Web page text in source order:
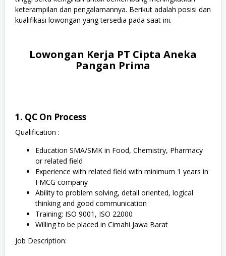
keterampilan dan pengalamannya. Berikut adalah posisi dan
kualifikasi lowongan yang tersedia pada saat ini.
Lowongan Kerja PT Cipta Aneka
Pangan Prima
1. QC On Process
Qualification :
Education SMA/SMK in Food, Chemistry, Pharmacy
or related field
Experience with related field with minimum 1 years in
FMCG company
Ability to problem solving, detail oriented, logical
thinking and good communication
Training: ISO 9001, ISO 22000
Willing to be placed in Cimahi Jawa Barat
Job Description: